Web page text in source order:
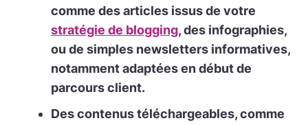
comme des articles issus de votre
stratégie de blogging, des infographies,
ou de simples newsletters informatives,
notamment adaptées en début de
parcours client.
Des contenus téléchargeables,comme